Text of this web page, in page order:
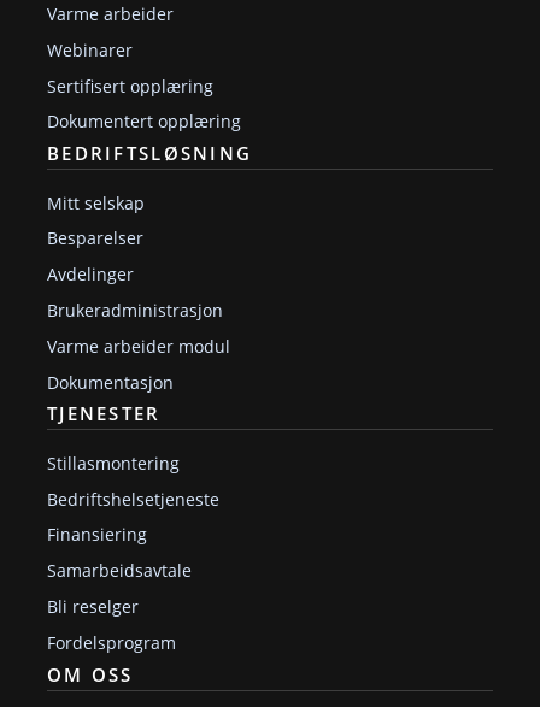
Varme arbeider
Webinarer
Sertifisert opplæring
Dokumentert opplæring
BEDRIFTSLØSNING
Mitt selskap
Besparelser
Avdelinger
Brukeradministrasjon
Varme arbeider modul
Dokumentasjon
TJENESTER
Stillasmontering
Bedriftshelsetjeneste
Finansiering
Samarbeidsavtale
Bli reselger
Fordelsprogram
OM OSS